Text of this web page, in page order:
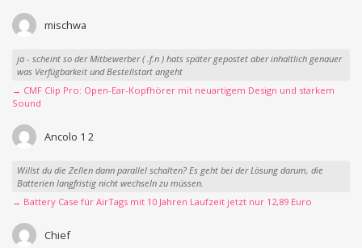
mischwa
ja - scheint so der Mitbewerber ( .f.n ) hats später gepostet aber inhaltlich genauer
was Verfügbarkeit und Bestellstart angeht
→ CMF Clip Pro: Open-Ear-Kopfhörer mit neuartigem Design und starkem
Sound
Ancolo 1 2
Willst du die Zellen dann parallel schalten? Es geht bei der Lösung darum, die
Batterien langfristig nicht wechseln zu müssen.
→ Battery Case für AirTags mit 10 Jahren Laufzeit jetzt nur 12,89 Euro
Chief